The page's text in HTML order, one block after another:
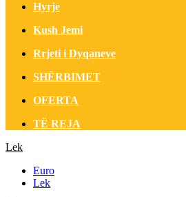
Hyrje
Kush Jemi
Rrjeti i Dyqaneve
SHËRBIMET
OFERTA
TË REJA
Lek
Euro
Lek